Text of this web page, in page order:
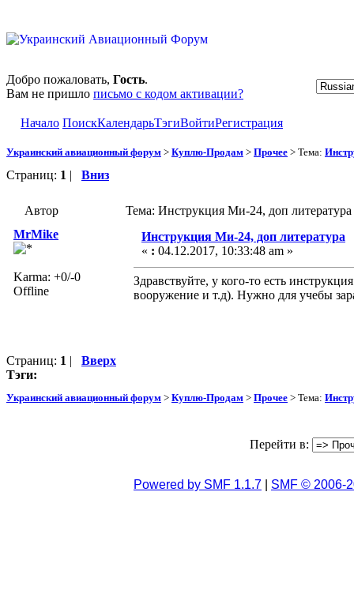
Добро пожаловать, Гость.
Вам не пришло письмо с кодом активации?
Начало ПоискКалендарьТэгиВойтиРегистрация
Украинский авиационный форум > Куплю-Продам > Прочее > Тема:
Страниц: 1 | Вниз
Автор
Тема: Инструкция Ми-24, доп
MrMike
Karma: +0/-0
Offline
Инструкция Ми-24, доп литература
« : 04.12.2017, 10:33:48 am »
Здравствуйте, у кого-то есть
вооружение и т.д). Нужно для учебы
Страниц: 1 | Вверх
Тэги:
Украинский авиационный форум > Куплю-Продам > Прочее > Тема:
Перейти в:
Powered by SMF 1.1.7 SMF © 2006-